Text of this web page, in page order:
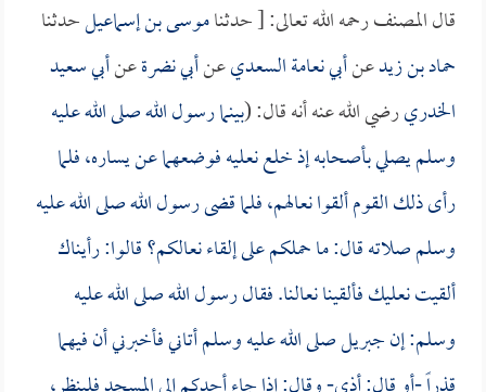
قال المصنف رحمه الله تعالى: [ حدثناموسى بن إسماعيلحدثنا
حماد بن زيدعنأبي نعامة السعديعنأبي نضرةعنأبي سعيد
الخدريرضي الله عنه أنه قال: (بينما رسول الله صلى الله عليه
وسلم يصلي بأصحابه إذ خلع نعليه فوضعهما عن يساره، فلما
رأى ذلك القوم ألقوا نعالهم، فلما قضى رسول الله صلى الله عليه
وسلم صلاته قال: ما حملكم على إلقاء نعالكم؟ قالوا: رأيناك
ألقيت نعليك فألقينا نعالنا. فقال رسول الله صلى الله عليه
وسلم: إن جبريل صلى الله عليه وسلم أتاني فأخبرني أن فيهما